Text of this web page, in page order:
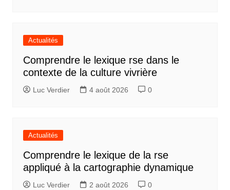
Actualités
Comprendre le lexique rse dans le
contexte de la culture vivrière
Luc Verdier 4 août 2026 0
Actualités
Comprendre le lexique de la rse
appliqué à la cartographie dynamique
Luc Verdier 2 août 2026 0